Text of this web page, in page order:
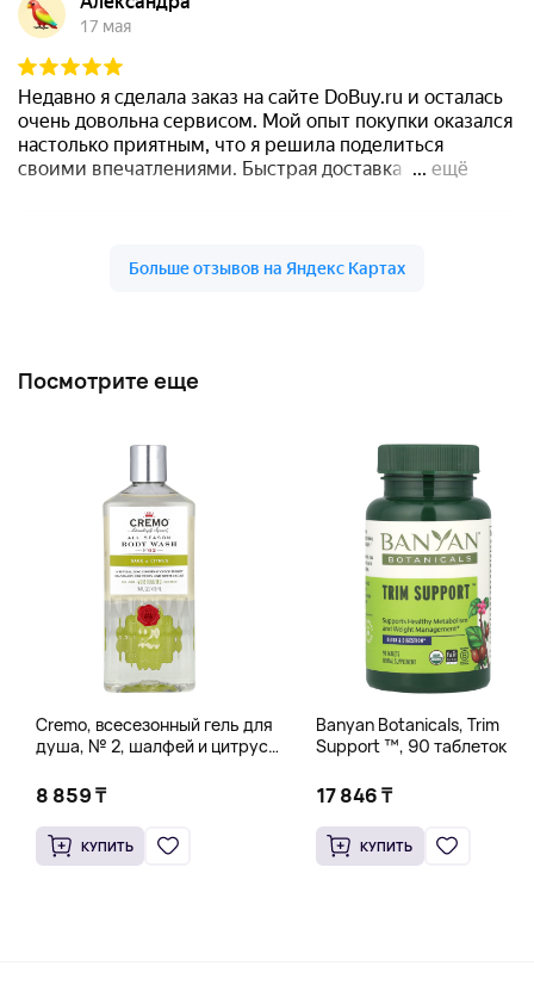
Посмотрите еще
Cremo, всесезонный гель для
душа, № 2, шалфей и цитрус,
8 859 ₸
КУПИТЬ
Banyan Botanicals, Trim
Support ™, 90 таблеток
17 846 ₸
КУПИТЬ